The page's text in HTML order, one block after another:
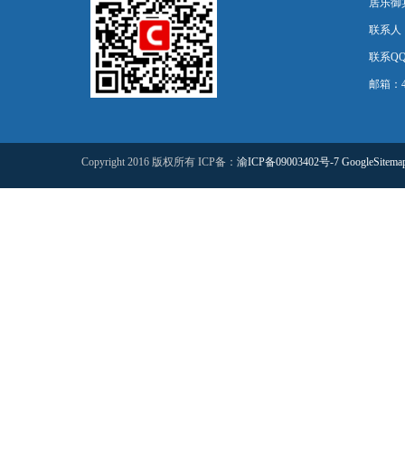
居乐御
联系人
联系
邮箱：
Copyright 2016 版权所有 ICP备： 渝ICP备09003402号-7